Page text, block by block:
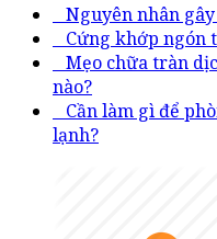
Nguyên nhân
Cứng khớp ngón
Mẹo chữa tràn
nào?
Cần làm gì để
lạnh?